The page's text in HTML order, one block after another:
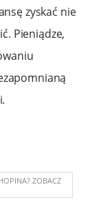
zyskać nie
Pieniądze,
ZOBACZ